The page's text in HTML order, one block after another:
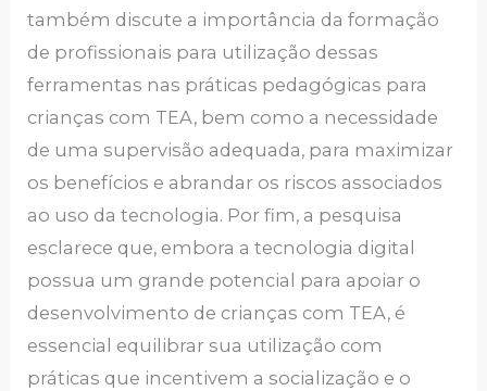
também discute a importância da formação
de profissionais para utilização dessas
ferramentas nas práticas pedagógicas para
crianças com TEA, bem como a necessidade
de uma supervisão adequada, para maximizar
os benefícios e abrandar os riscos associados
ao uso da tecnologia. Por fim, a pesquisa
esclarece que, embora a tecnologia digital
possua um grande potencial para apoiar o
desenvolvimento de crianças com TEA, é
essencial equilibrar sua utilização com
práticas que incentivem a socialização e o